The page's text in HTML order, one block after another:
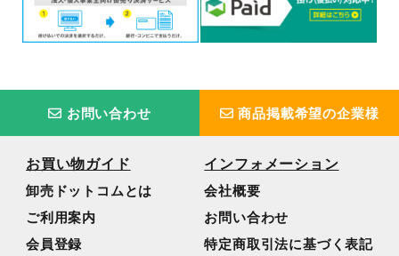
お問い合わせ 商品掲載希望の企業様
お買い物ガイド
卸売ドットコムとは
ご利用案内
会員登録
インフォメーション
会社概要
お問い合わせ
特定商取引法に基づく表記